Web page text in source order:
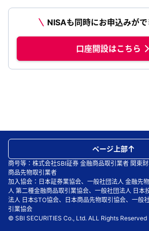
NISAも同時にお申込みがで
口座開設はこちら
商号等：株式会社SBI証券 金融商品取引業者 関東
商品先物取引業者
加入協会：日本証券業協会、一般社団法人 金融先
人 第二種金融商品取引業協会、一般社団法人 日本
法人 日本STO協会、日本商品先物取引協会、一般
引業協会
© SBI SECURITIES Co., Ltd. ALL Rights Reserved
ページ上部